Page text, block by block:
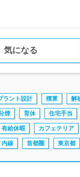
気になる
ラント設計 積算 解
煙 育休 住宅手当
有給休暇 カフェテリア
内線 首都圏 東京都